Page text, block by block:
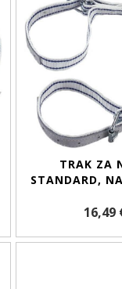
TRAK ZA
STANDARD,
16,49